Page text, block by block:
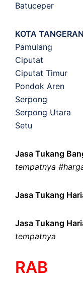
Batuceper
KOTA
Pamulang
Ciputat
Ciputat Timur
Pondok Aren
Serpong
Serpong Utara
Setu
Jasa Tukang
tempatnya
Jasa Tukang
Jasa Tukang
tempatnya
RAB